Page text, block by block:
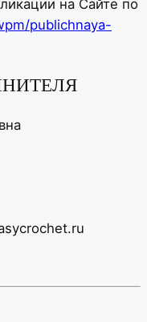
на Сайте по
publichnaya-